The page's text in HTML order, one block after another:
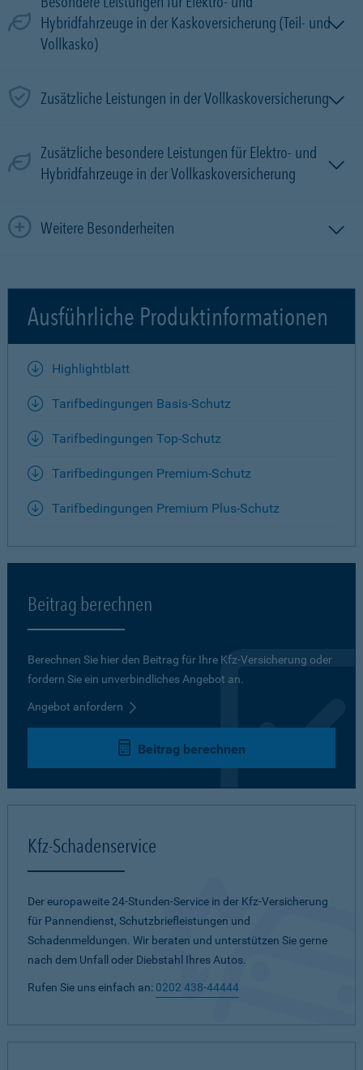
Hybridfahrzeuge in der Kaskoversicherung (Teil- und
Vollkasko)
Zusätzliche Leistungen in der Vollkaskoversicherung
Zusätzliche besondere Leistungen für Elektro- und
Hybridfahrzeuge in der Vollkaskoversicherung
Weitere Besonderheiten
Ausführliche Produktinformationen
Highlightblatt
Tarifbedingungen Basis-Schutz
Tarifbedingungen Top-Schutz
Tarifbedingungen Premium-Schutz
Tarifbedingungen Premium Plus-Schutz
Beitrag berechnen
Berechnen Sie hier den Beitrag für Ihre Kfz-Versicherung oder
fordern Sie ein unverbindliches Angebot an.
Angebot anfordern
Beitrag berechnen
Kfz-Schadenservice
Der europaweite 24-Stunden-Service in der Kfz-Versicherung
für Pannendienst, Schutzbriefleistungen und
Schadenmeldungen. Wir beraten und unterstützen Sie gerne
nach dem Unfall oder Diebstahl Ihres Autos.
Rufen Sie uns einfach an: 0202 438-44444